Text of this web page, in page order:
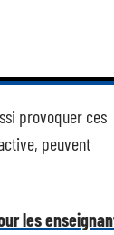
provoquer ces
peuvent
les